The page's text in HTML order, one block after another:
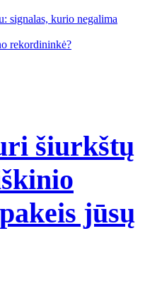
signalas, kurio negalima
rekordininkė?
šiurkštų
jūsų